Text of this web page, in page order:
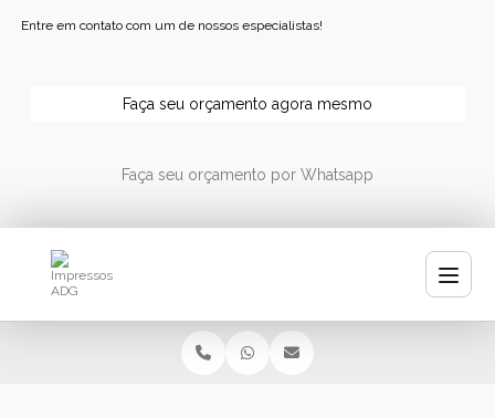
Entre em contato com um de nossos especialistas!
Faça seu orçamento agora mesmo
Faça seu orçamento por Whatsapp